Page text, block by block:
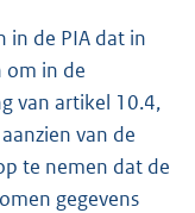
in de PIA dat in
om in de
van artikel 10.4,
van de
te nemen dat de
gegevens